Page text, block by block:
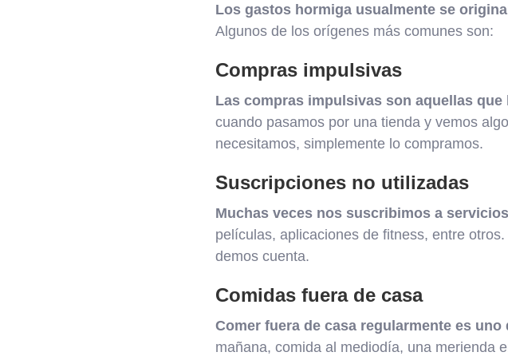
Los gastos hormiga usualmente se
Algunos de los orígenes más comunes son:
Compras impulsivas
Las compras impulsivas son aquellas
cuando pasamos por una tienda y vemos
necesitamos, simplemente lo compramos.
Suscripciones no utilizadas
Muchas veces nos suscribimos a
películas, aplicaciones de fitness, entre
demos cuenta.
Comidas fuera de casa
Comer fuera de casa regularmente es
mañana, comida al mediodía, una merienda